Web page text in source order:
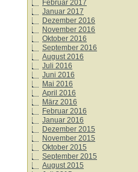
Februar 2017
Januar 2017
Dezember 2016
November 2016
Oktober 2016
September 2016
August 2016
Juli 2016
Juni 2016
Mai 2016
April 2016
März 2016
Februar 2016
Januar 2016
Dezember 2015
November 2015
Oktober 2015
September 2015
August 2015